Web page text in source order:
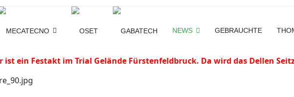
NEWS GEBRAUCHTE
ist ein Festakt im Trial Gelände Fürstenfeldbruck. Da wird das Dellen